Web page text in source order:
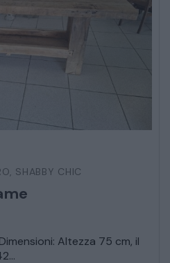
, SHABBY CHIC
Altezza 75 cm, il